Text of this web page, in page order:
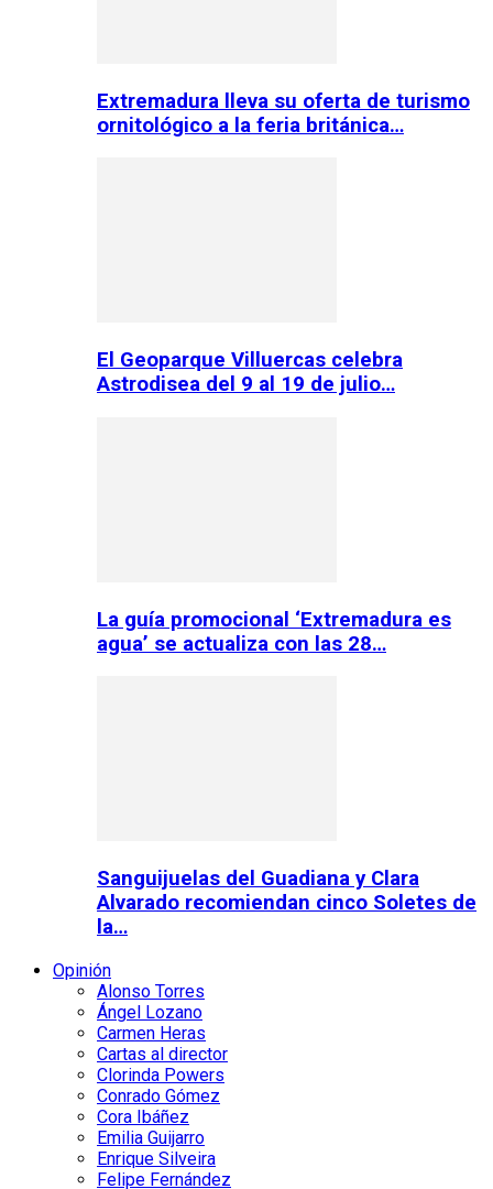
Extremadura lleva su oferta de turismo
ornitológico a la feria británica…
El Geoparque Villuercas celebra
Astrodisea del 9 al 19 de julio…
La guía promocional ‘Extremadura es
agua’ se actualiza con las 28…
Sanguijuelas del Guadiana y Clara
Alvarado recomiendan cinco Soletes de
la…
Opinión
Alonso Torres
Ángel Lozano
Carmen Heras
Cartas al director
Clorinda Powers
Conrado Gómez
Cora Ibáñez
Emilia Guijarro
Enrique Silveira
Felipe Fernández